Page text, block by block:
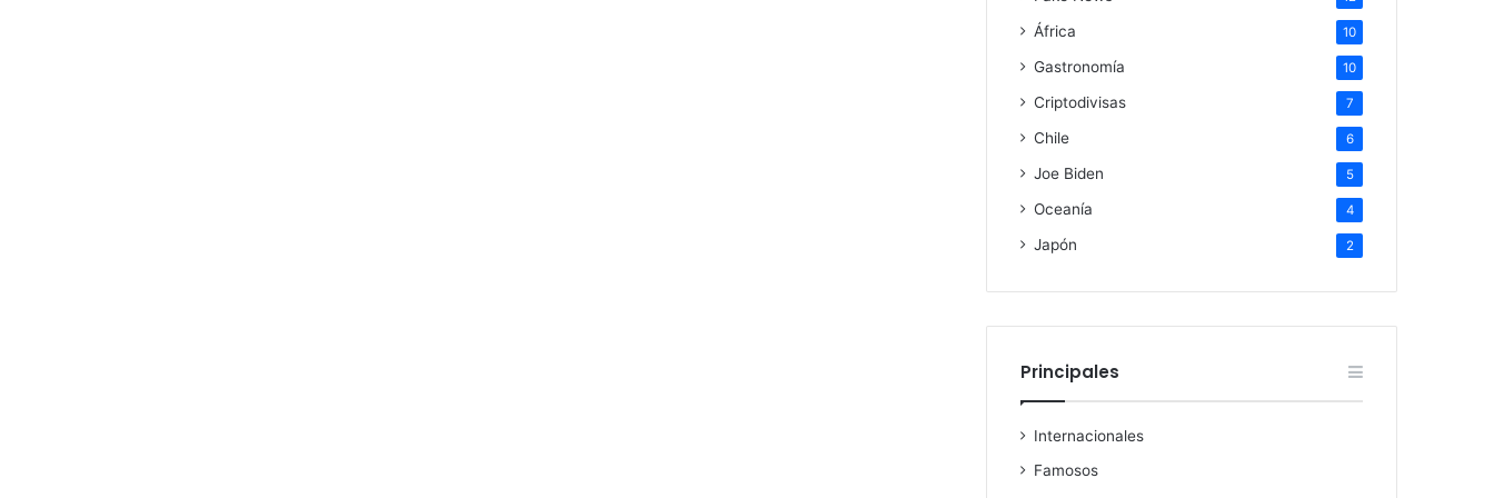
África 10
Gastronomía 10
Criptodivisas 7
Chile 6
Joe Biden 5
Oceanía 4
Japón 2
Principales
Internacionales
Famosos